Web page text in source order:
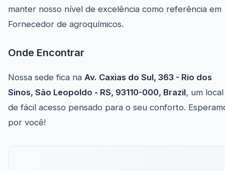
manter nosso nível de excelência como referência em
Fornecedor de agroquímicos.
Onde Encontrar
Nossa sede fica na Av. Caxias do Sul, 363 - Rio dos
Sinos, São Leopoldo - RS, 93110-000, Brazil, um local
de fácil acesso pensado para o seu conforto.
por você!